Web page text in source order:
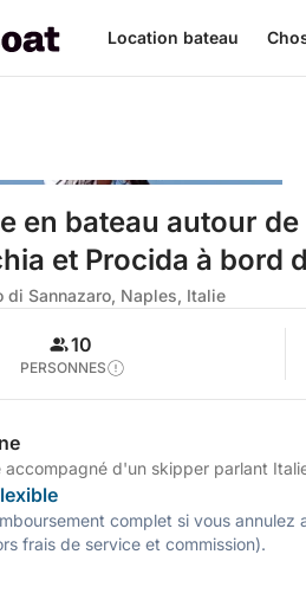
Location bateau
en bateau autour
et Procida à bord
di Sannazaro, Naples, Italie
10
PERSONNES
accompagné d'un skipper parlant
complet si vous
frais de service et commission).